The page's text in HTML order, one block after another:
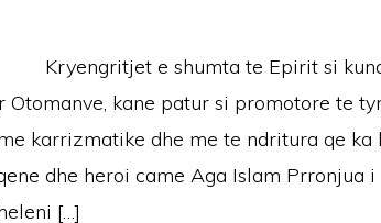
Kryengritjet e shumta te Epirit si
Otomanve, kane patur si promotore te
karrizmatike dhe me te ndritura qe
dhe heroi came Aga Islam Prronjua i
[…]